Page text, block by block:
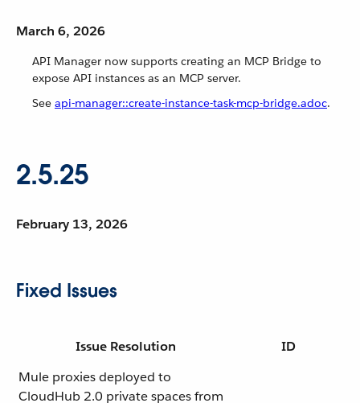
March 6, 2026
API Manager now supports creating an MCP Bridge to
expose API instances as an MCP server.
See api-manager::create-instance-task-mcp-bridge.adoc.
2.5.25
February 13, 2026
Fixed Issues
Issue Resolution
ID
Mule proxies deployed to
CloudHub 2.0 private spaces from